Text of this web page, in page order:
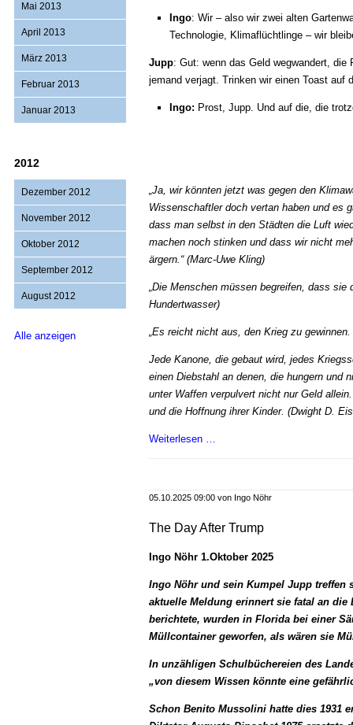
Mai 2013
April 2013
März 2013
Februar 2013
Januar 2013
2012
Dezember 2012
November 2012
Oktober 2012
September 2012
August 2012
Alle anzeigen
Ingo: Wir – also wir zwei alten
Technologie, Klimaflüchtlinge – wir
Jupp: Gut: wenn das Geld wegwandert, die
jemand verjagt. Trinken wir einen Toast auf
Ingo: Prost, Jupp. Und auf die, die
„Ja, wir könnten jetzt was gegen den
Wissenschaftler doch vertan haben und es
dass man selbst in den Städten die Luft
machen noch stinken und dass wir nicht
ärgern.“ (Marc-Uwe Kling)
„Die Menschen müssen begreifen, dass
Hundertwasser)
„Es reicht nicht aus, den Krieg zu
Jede Kanone, die gebaut wird, jedes
einen Diebstahl an denen, die hungern und
unter Waffen verpulvert nicht nur Geld
und die Hoffnung ihrer Kinder. (Dwight D.
Weiterlesen …
05.10.2025 09:00 von Ingo Nöhr
The Day After Trump
Ingo Nöhr 1.Oktober 2025
Ingo Nöhr und sein Kumpel Jupp treffen
aktuelle Meldung erinnert sie fatal an
berichtete, wurden in Florida bei einer
Müllcontainer geworfen, als wären sie
In unzähligen Schulbüchereien des
„von diesem Wissen könnte eine
Schon Benito Mussolini hatte dies 1931